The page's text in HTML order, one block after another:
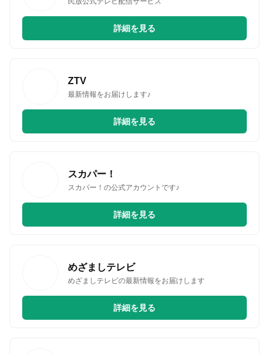
詳細を見る
ZTV
最新情報をお届けします♪
詳細を見る
スカパー！
スカパー！の公式アカウントです♪
詳細を見る
めざましテレビ
めざましテレビの最新情報をお届けします
詳細を見る